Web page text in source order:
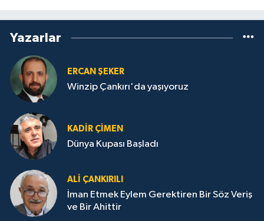
Yazarlar
ERCAN ŞEKER
Winzip Çankırı'da yaşıyoruz
KADIR ÇIMEN
Dünya Kupası Başladı
ALI ÇANKIRILI
İman Etmek Eylem Gerektiren Bir Söz Veriş
ve Bir Ahittir